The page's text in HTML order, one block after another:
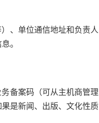
、单位通信地址和负责人
。
备案码（可从主机商管理
是新闻、出版、文化性质